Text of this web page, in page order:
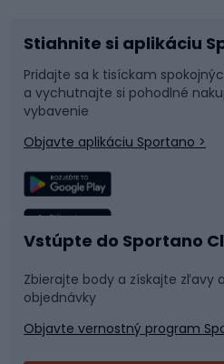
Príslušenstvo k bicyklom
Časti bicyklov
Rybolov
Športová medicína
Bushcraft
Sane a kĺzačky
Snowboard
Plávanie
Tímové športy
Fitness a posilňovňa
Stiahnite si aplikáciu
Pridajte sa k tisíckam
a vychutnajte si pohodlné
vybavenie
Objavte aplikáciu Sportano >
Vstúpte do Sportano
Zbierajte body a získajte zľavy
objednávky
Objavte vernostný program